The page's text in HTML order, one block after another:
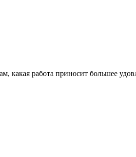
какая работа приносит большее